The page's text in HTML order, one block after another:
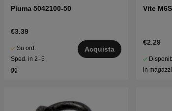
Piuma 5042100-50
€3.39
Su ord.
Sped. in 2–5
gg
Acquista
Vite
€2.29
in